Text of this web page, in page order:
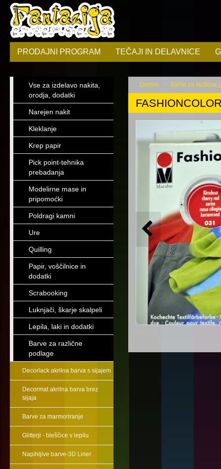
PRODAJNI PROGRAM TEČAJI IN DELAVNICE
Vse za izdelavo nakita,
orodja, dodatki
Narejen nakit
Kleklanje
Krep papir
Pick point-tehnika
prebadanja
Modelirne mase in
pripomoćki
Poldragi kamni
Ure
Quilling
Papir, voščilnice in
dodatki
Scrabooking
Luknjači, škarje skalpeli
Lepila, laki in dodatki
Barve za različne
podlage
Decorlack akrilna barva s sijajem
Decormat akrilna barva brez
sijaja
Barve za marmoriranje
Glitterji - bleščice v lepilu
Napihljive barve-3D Liner
Domov Barve za različne